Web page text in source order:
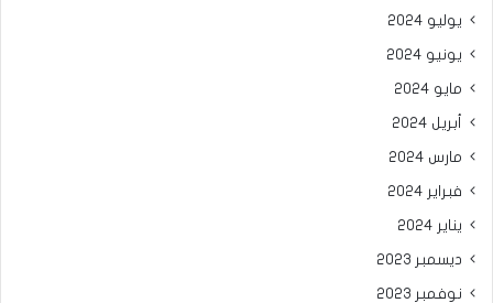
يوليو 2024
يونيو 2024
مايو 2024
أبريل 2024
مارس 2024
فبراير 2024
يناير 2024
ديسمبر 2023
نوفمبر 2023